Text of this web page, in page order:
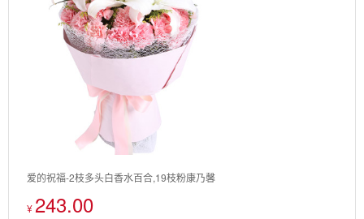
爱的祝福-2枝多头白香水百合,19枝粉康乃馨
¥243.00